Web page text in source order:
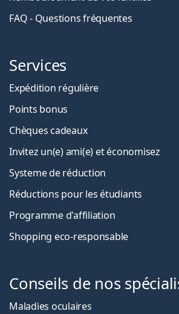
FAQ - Questions fréquentes
Services
Expédition régulière
Points bonus
Chèques cadeaux
Invitez un(e) ami(e) et économisez
Systeme de réduction
Réductions pour les étudiants
Programme d'affiliation
Shopping eco-responsable
Conseils de nos
Maladies oculaires